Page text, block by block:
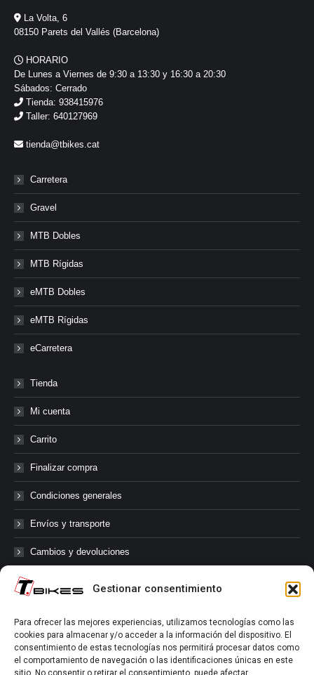
Gestionar consentimiento
Para ofrecer las mejores experiencias, utilizamos tecnologías como las
cookies para almacenar y/o acceder a la información del dispositivo. El
consentimiento de estas tecnologías nos permitirá procesar datos como
el comportamiento de navegación o las identificaciones únicas en este
sitio. No consentir o retirar el consentimiento, puede afectar
La Volta, 6
08150 Parets del Vallés (Barcelona)
HORARIO
De Lunes a Viernes de 9:30 a 13:30 y 16:30 a 20:30
Sábados: Cerrado
Tienda: 938415976
Taller: 640127969
tienda@tbikes.cat
Carretera
Gravel
MTB Dobles
MTB Rígidas
eMTB Dobles
eMTB Rígidas
eCarretera
Tienda
Mi cuenta
Carrito
Finalizar compra
Condiciones generales
Envíos y transporte
Cambios y devoluciones
@tbikes.cat #tbikes
Síguenos en las redes sociales de Tbikes, mantente informado de
nuestras novedades, productos, salidas en grupo, ofertas, sorteos ...
y muchos más!